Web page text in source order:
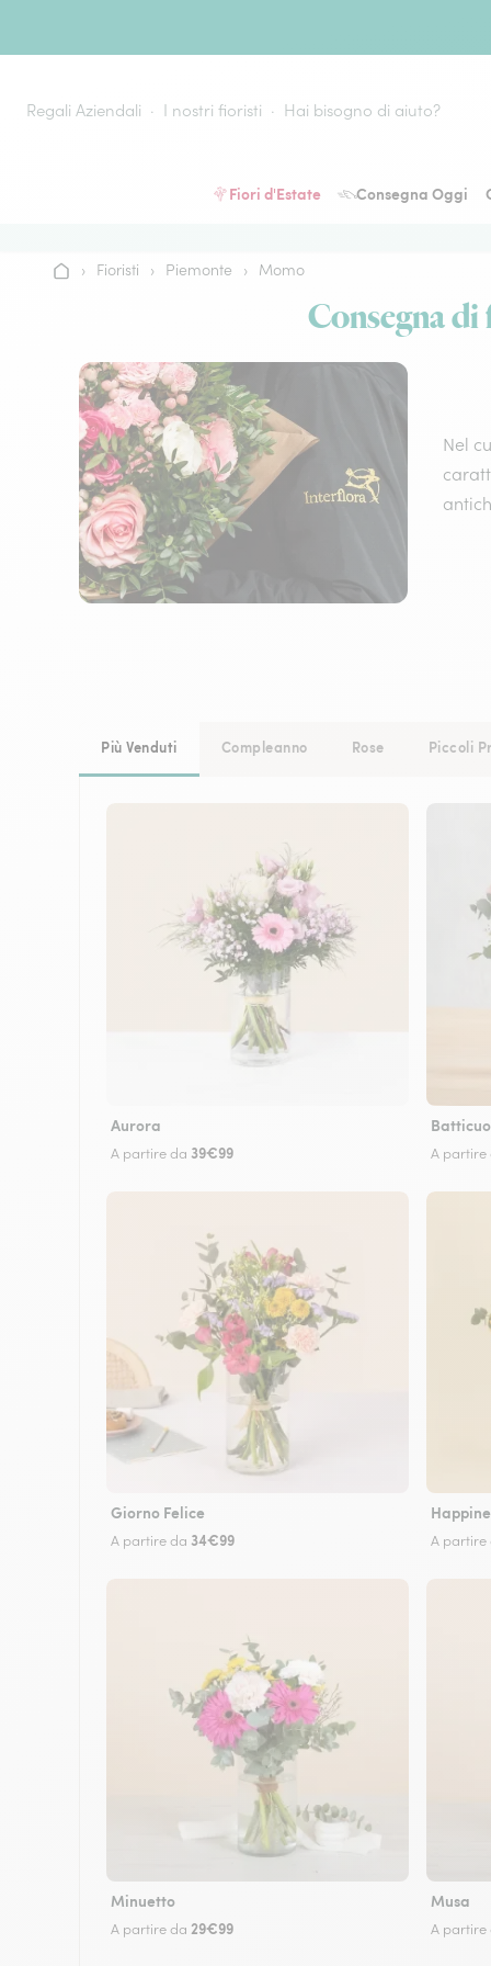
Regali Aziendali I nostri fioristi Hai bisogno di aiuto?
Fiori d'Estate Consegna Oggi
Home› Fioristi › Piemonte › Momo
Consegna
Nel
Più Venduti Compleanno Rose Piccoli
Aurora
A partire da 39€99 A
Giorno Felice
A partire da 34€99 A
Minuetto
A partire da 29€99
Musa
A